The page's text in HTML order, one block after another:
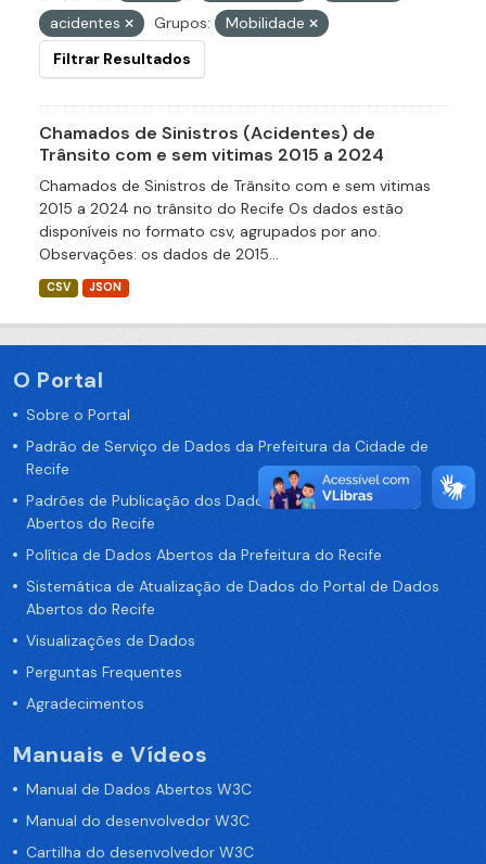
acidentes
Grupos:
Mobilidade
Filtrar Resultados
Chamados de Sinistros (Acidentes) de
Trânsito com e sem vitimas 2015 a 2024
Chamados de Sinistros de Trânsito com e sem vitimas
2015 a 2024 no trânsito do Recife Os dados estão
disponíveis no formato csv, agrupados por ano.
Observações: os dados de 2015...
CSV JSON
O Portal
Sobre o Portal
Padrão de Serviço de Dados da Prefeitura da Cidade de
Recife
Padrões de Publicação dos Dados no Portal de Dados
Abertos do Recife
Política de Dados Abertos da Prefeitura do Recife
Sistemática de Atualização de Dados do Portal de Dados
Abertos do Recife
Visualizações de Dados
Perguntas Frequentes
Agradecimentos
Manuais e Vídeos
Manual de Dados Abertos W3C
Manual do desenvolvedor W3C
Cartilha do desenvolvedor W3C